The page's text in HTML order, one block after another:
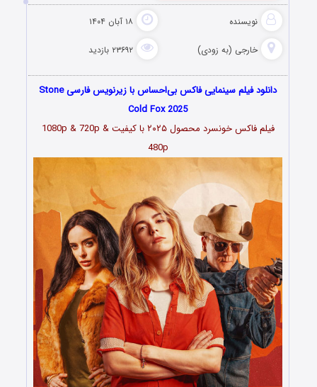
نویسنده ۱۸ آبان ۱۴۰۴
خارجی (به زودی) ۲۳۶۹۲ بازدید
دانلود فیلم سینمایی فاکس بی‌احساس با زیرنویس فارسی Stone
Cold Fox 2025
فیلم فاکس خونسرد محصول ۲۰۲۵ با کیفیت 1080p & 720p &
480p